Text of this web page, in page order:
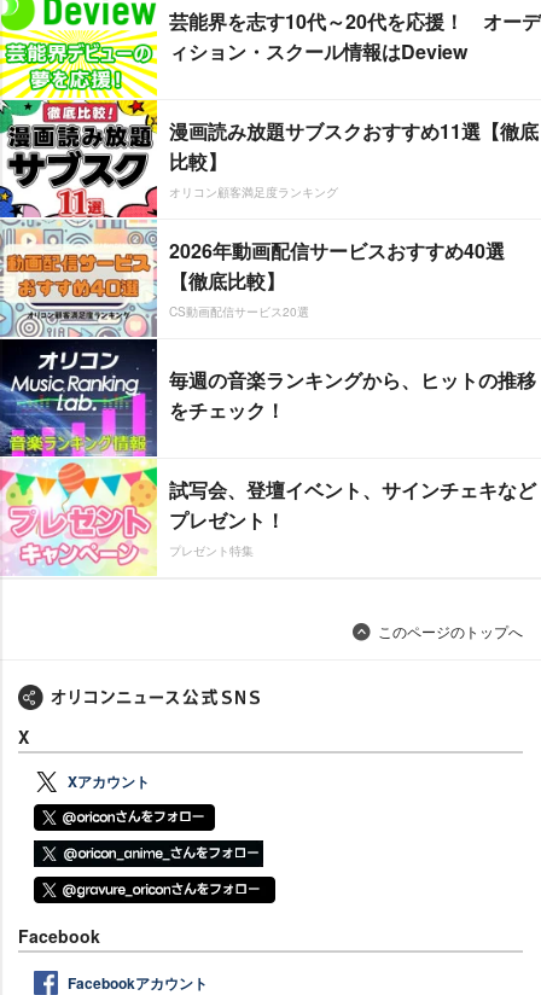
芸能界を志す10代～20代を応援！ オーデ
ィション・スクール情報はDeview
漫画読み放題サブスクおすすめ11選【徹底
比較】
オリコン顧客満足度ランキング
2026年動画配信サービスおすすめ40選
【徹底比較】
CS動画配信サービス20選
毎週の音楽ランキングから、ヒットの推移
をチェック！
試写会、登壇イベント、サインチェキなど
プレゼント！
プレゼント特集
このページのトップへ
X
Xアカウント
Facebook
Facebookアカウント